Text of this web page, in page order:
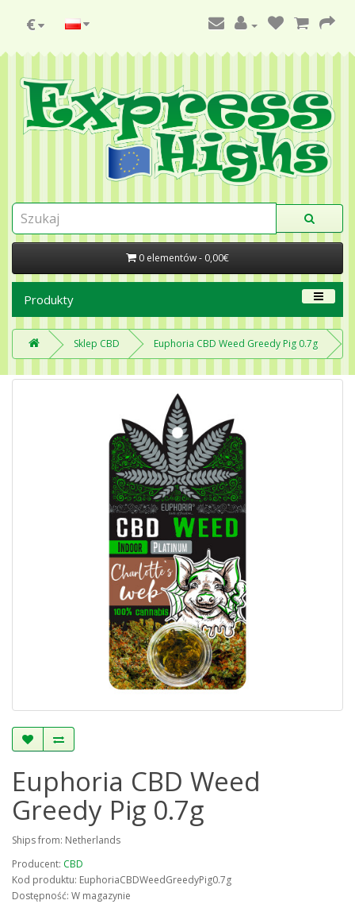
€
0 elementów - 0,00€
Produkty
Sklep CBD Euphoria CBD Weed Greedy Pig 0.7g
Euphoria CBD Weed
Greedy Pig 0.7g
Ships from: Netherlands
Producent: CBD
Kod produktu: EuphoriaCBDWeedGreedyPig0.7g
Dostępność: W magazynie